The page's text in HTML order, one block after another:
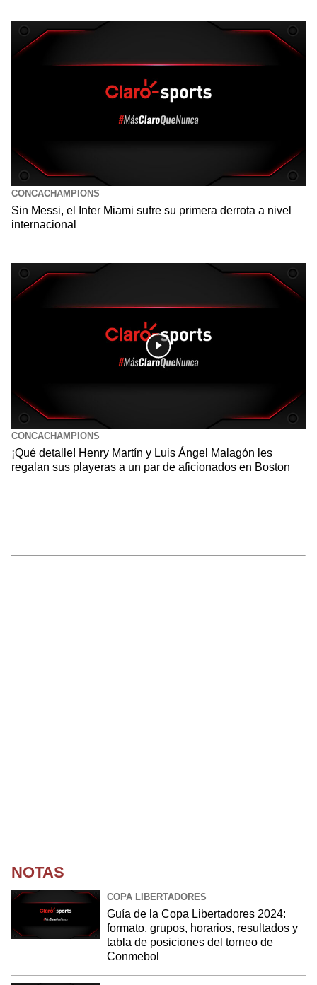
CONCACHAMPIONS
Sin Messi, el Inter Miami sufre su primera derrota a nivel
internacional
CONCACHAMPIONS
¡Qué detalle! Henry Martín y Luis Ángel Malagón les
regalan sus playeras a un par de aficionados en Boston
NOTAS
COPA LIBERTADORES
Guía de la Copa Libertadores 2024:
formato, grupos, horarios, resultados y
tabla de posiciones del torneo de
Conmebol